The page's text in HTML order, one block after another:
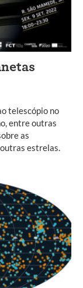
telescópio no
entre outras
as
estrelas.